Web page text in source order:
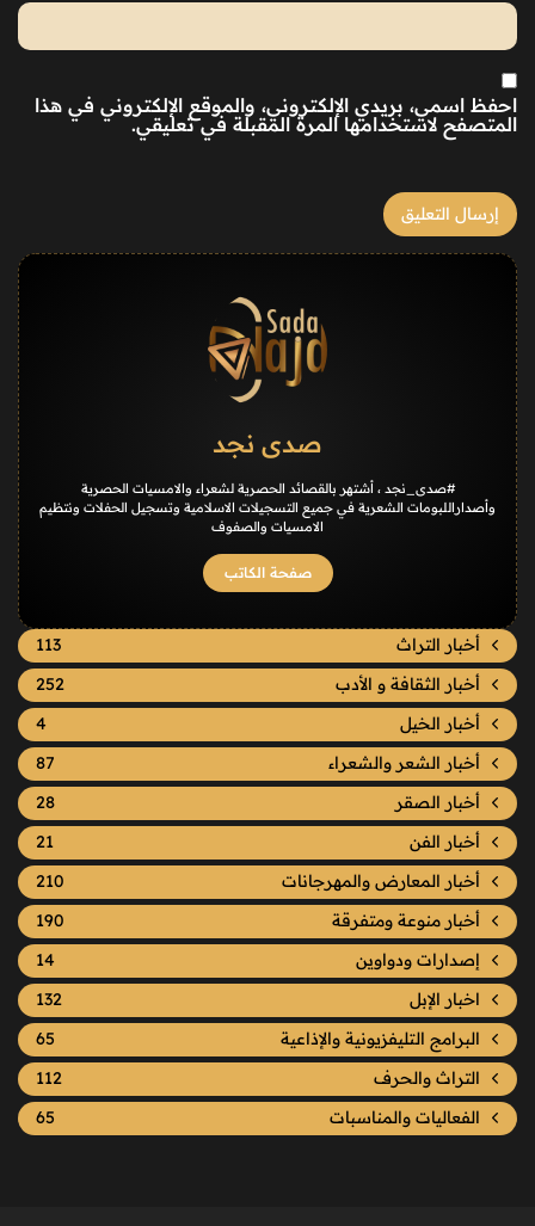
احفظ اسمي، بريدي الإلكتروني، والموقع الإلكتروني في هذا
المتصفح لاستخدامها المرة المقبلة في تعليقي.
صدى نجد
#صدى_نجد ، أشتهر بالقصائد الحصرية لشعراء والامسيات الحصرية
وأصداراللبومات الشعرية في جميع التسجيلات الاسلامية وتسجيل الحفلات ونتظيم
الامسيات والصفوف
صفحة الكاتب
أخبار التراث
113
أخبار الثقافة و الأدب
252
أخبار الخيل
4
أخبار الشعر والشعراء
87
أخبار الصقر
28
أخبار الفن
21
أخبار المعارض والمهرجانات
210
أخبار منوعة ومتفرقة
190
إصدارات ودواوين
14
اخبار الإبل
132
البرامج التليفزيونية والإذاعية
65
التراث والحرف
112
الفعاليات والمناسبات
65